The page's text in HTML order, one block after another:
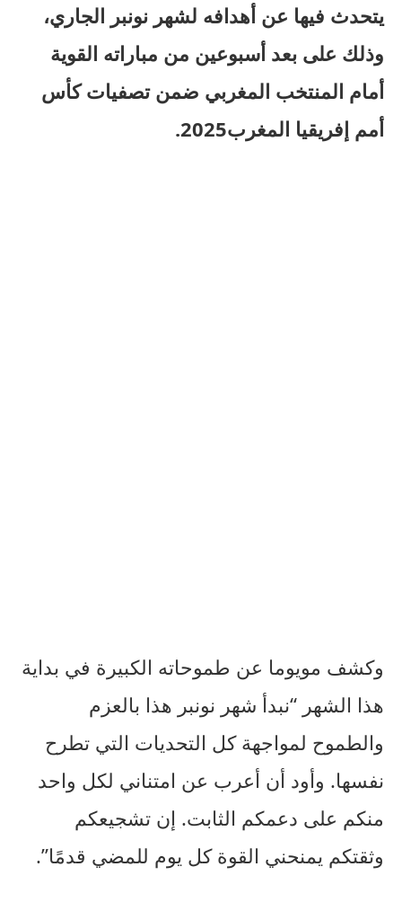
يتحدث فيها عن أهدافه لشهر نونبر الجاري،
وذلك على بعد أسبوعين من مباراته القوية
أمام المنتخب المغربي ضمن تصفيات كأس
أمم إفريقيا المغرب2025.
وكشف مويوما عن طموحاته الكبيرة في بداية
هذا الشهر “نبدأ شهر نونبر هذا بالعزم
والطموح لمواجهة كل التحديات التي تطرح
نفسها. وأود أن أعرب عن امتناني لكل واحد
منكم على دعمكم الثابت. إن تشجيعكم
وثقتكم يمنحني القوة كل يوم للمضي قدمًا”.